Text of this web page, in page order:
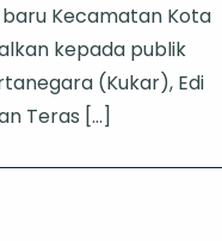
Kukar
Resmikan
Teras
Bangun
baru Kecamatan Kota
kepada publik
(Kukar), Edi
Teras […]